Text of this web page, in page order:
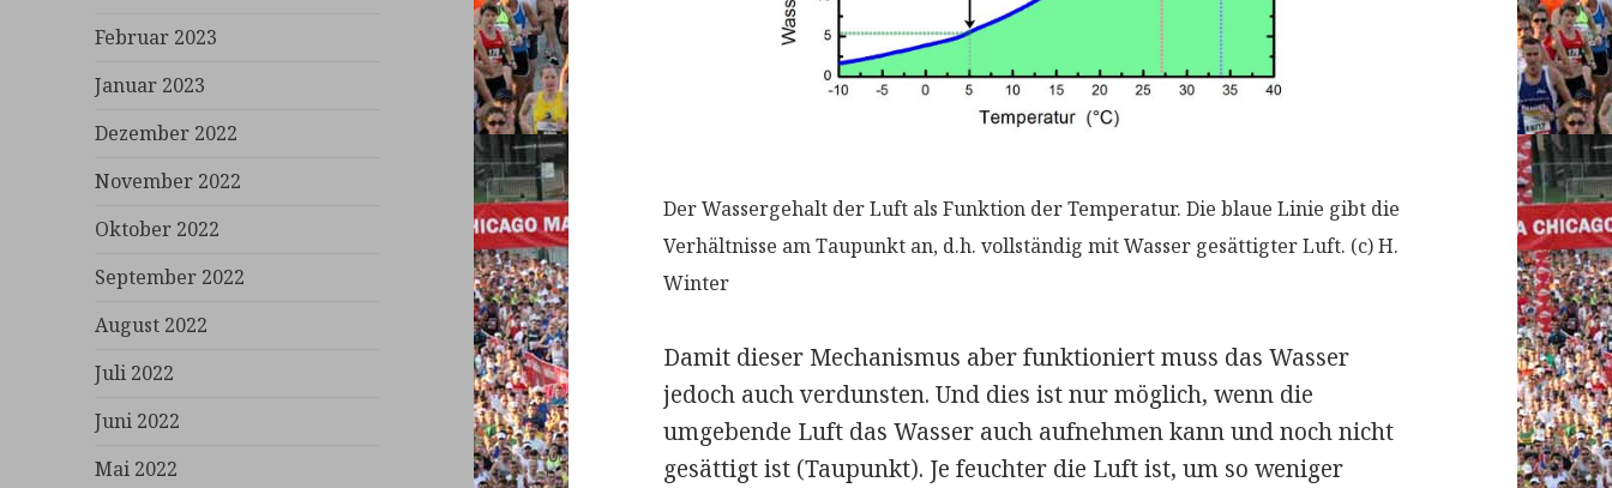
Februar 2023
Januar 2023
Dezember 2022
November 2022
Oktober 2022
September 2022
August 2022
Juli 2022
Juni 2022
Mai 2022
Der Wassergehalt der Luft als Funktion der Temperatur. Die blaue Linie gibt die
Verhältnisse am Taupunkt an, d.h. vollständig mit Wasser gesättigter Luft. (c) H.
Winter
Damit dieser Mechanismus aber funktioniert muss das Wasser
jedoch auch verdunsten. Und dies ist nur möglich, wenn die
umgebende Luft das Wasser auch aufnehmen kann und noch nicht
gesättigt ist (Taupunkt). Je feuchter die Luft ist, um so weniger